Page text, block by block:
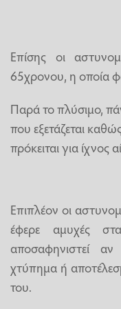
Επίσης οι
65χρονου, η οποία
Παρά το πλύσιμο,
που εξετάζεται
πρόκειται για ίχνος
Επιπλέον οι
έφερε αμυχές
αποσαφηνιστεί
χτύπημα ή
του.